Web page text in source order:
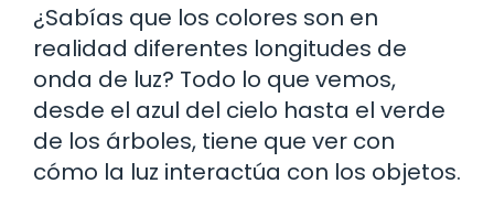
¿Sabías que los colores son en
realidad diferentes longitudes de
onda de luz? Todo lo que vemos,
desde el azul del cielo hasta el verde
de los árboles, tiene que ver con
cómo la luz interactúa con los objetos.